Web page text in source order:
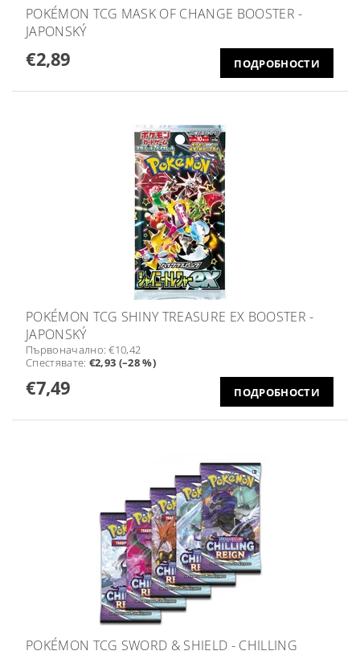
POKÉMON TCG MASK OF CHANGE BOOSTER -
JAPONSKÝ
€2,89 ПОДРОБНОСТИ
POKÉMON TCG SHINY TREASURE EX BOOSTER -
JAPONSKÝ
Първоначално:€10,42
Спестявате: €2,93 (–28 %)
€7,49 ПОДРОБНОСТИ
POKÉMON TCG SWORD & SHIELD - CHILLING